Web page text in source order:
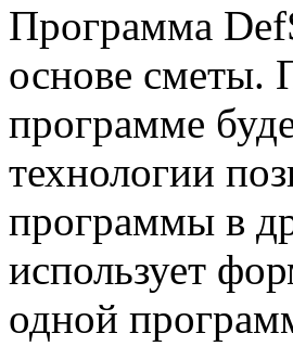
Программа
основе сметы.
программе
технологии
программы в
использует
одной